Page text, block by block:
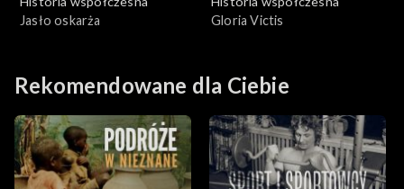
Jasło oskarża
Gloria Victis
Rekomendowane dla Ciebie